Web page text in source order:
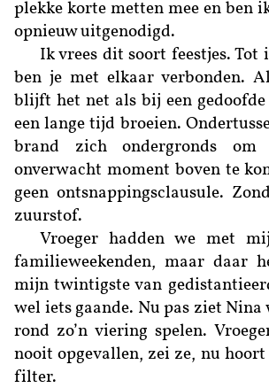
plekke korte metten mee en ben
opnieuw uitgenodigd.
Ik vrees dit soort feestjes. Tot
ben je met elkaar verbonden.
blijft het net als bij een gedoofde
een lange tijd broeien.
brand zich ondergronds
onverwacht moment boven te
geen ontsnappingsclausule.
zuurstof.
Vroeger hadden we met
familieweekenden, maar daar
mijn twintigste van
wel iets gaande. Nu pas ziet Nina
rond zo’n viering spelen.
nooit opgevallen, zei ze, nu hoort
filter.